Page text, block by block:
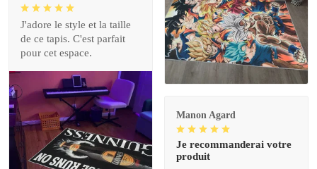
J'adore le style et la taille
de ce tapis. C'est parfait
pour cet espace.
Manon Agard
Je recommanderai votre
produit